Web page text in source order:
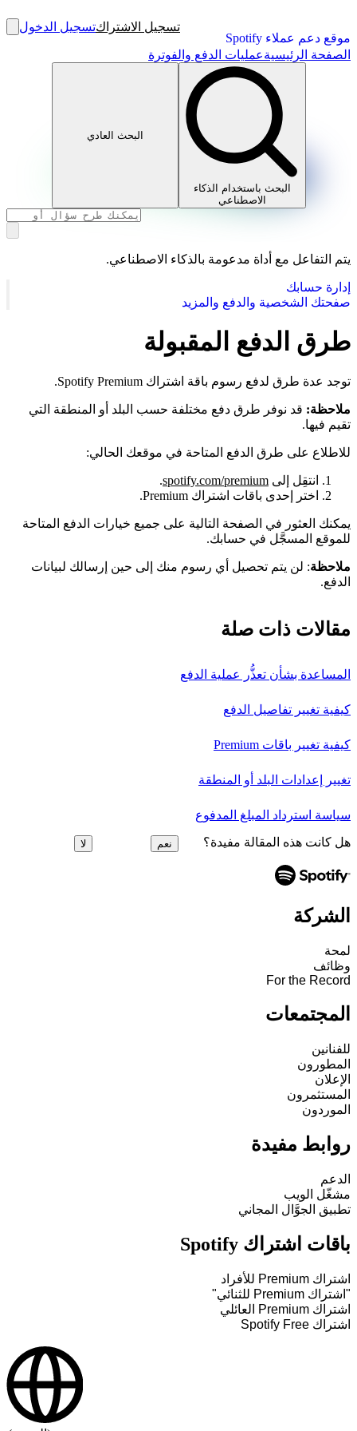
موقع دعم عملاء Spotify
تسجيل الاشتراكتسجيل الدخول
الصفحة الرئيسيةعمليات الدفع والفوترة
البحث باستخدام الذكاء
الاصطناعي
البحث العادي
يتم التفاعل مع أداة مدعومة بالذكاء الاصطناعي.
إدارة حسابك
صفحتك الشخصية والدفع والمزيد
طرق الدفع المقبولة
توجد عدة طرق لدفع رسوم باقة اشتراك Spotify Premium.
ملاحظة: قد نوفر طرق دفع مختلفة حسب البلد أو المنطقة التي
تقيم فيها.
للاطلاع على طرق الدفع المتاحة في موقعك الحالي:
انتقِل إلى spotify.com/premium
.
اختر إحدى باقات اشتراك Premium.
يمكنك العثور في الصفحة التالية على جميع خيارات الدفع المتاحة
للموقع المسجَّل في حسابك.
ملاحظة: لن يتم تحصيل أي رسوم منك إلى حين إرسالك لبيانات
الدفع.
مقالات ذات صلة
المساعدة بشأن تعذُّر عملية الدفع
كيفية تغيير تفاصيل الدفع
كيفية تغيير باقات Premium
تغيير إعدادات البلد أو المنطقة
سياسة استرداد المبلغ المدفوع
هل كانت هذه المقالة مفيدة؟ نعم لا
الشركة
لمحة
وظائف
For the Record
المجتمعات
للفنانين
المطورون
الإعلان
المستثمرون
الموردون
روابط مفيدة
الدعم
مشغّل الويب
تطبيق الجوَّال المجاني
باقات اشتراك Spotify
اشتراك Premium للأفراد
"اشتراك Premium للثنائي"
اشتراك Premium العائلي
اشتراك Spotify Free